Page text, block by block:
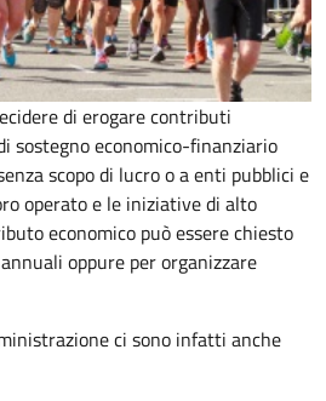
di erogare contributi
sostegno economico-finanziario
scopo di lucro o a enti pubblici e
operato e le iniziative di alto
economico può essere chiesto
oppure per organizzare
ci sono infatti anche